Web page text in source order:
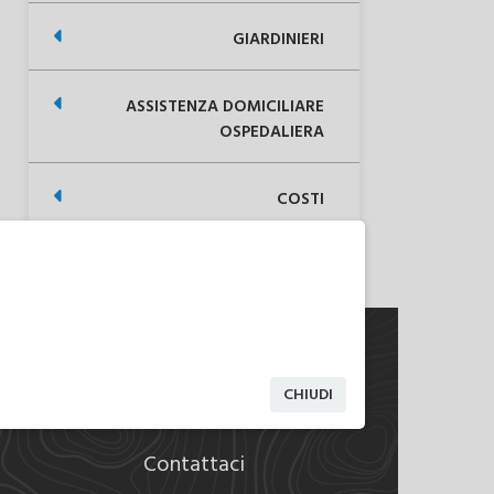
GIARDINIERI
ASSISTENZA DOMICILIARE
OSPEDALIERA
COSTI
Contattaci
CHIUDI